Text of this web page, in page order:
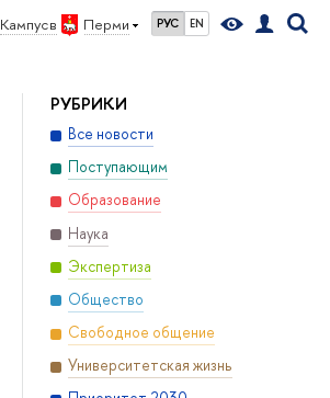
Кампус в Перми РУС EN
РУБРИКИ
Все новости
Поступающим
Образование
Наука
Экспертиза
Общество
Свободное общение
Университетская жизнь